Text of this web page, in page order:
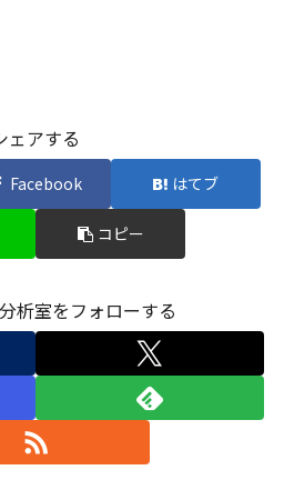
ェアする
Facebook はてブ
コピー
析室をフォローする